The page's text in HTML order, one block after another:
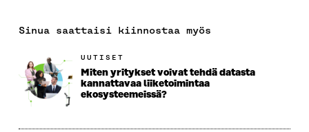
Sinua saattaisi kiinnostaa myös
UUTISET
Miten yritykset voivat tehdä datasta
kannattavaa liiketoimintaa
ekosysteemeissä?